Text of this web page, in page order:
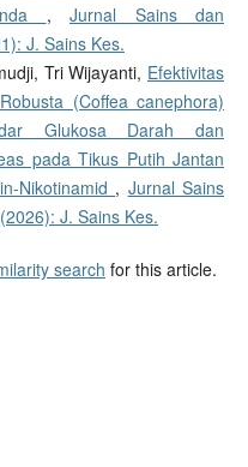
,Jurnal Sains dan
J. Sains Kes.
Tri Wijayanti, Efektivitas
(Coffea canephora)
Glukosa Darah dan
pada Tikus Putih Jantan
Nikotinamid , Jurnal Sains
J. Sains Kes.
search for this article.